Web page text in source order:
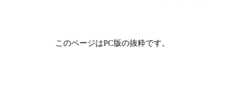
このページはPC版の抜粋です。